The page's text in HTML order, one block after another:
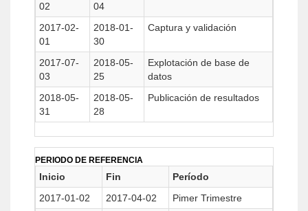
02
04
2017-02-
01
2018-01-
30
Captura y validación
2017-07-
03
2018-05-
25
Explotación de base de
datos
2018-05-
31
2018-05-
28
Publicación de resultados
PERIODO DE REFERENCIA
Inicio Fin
Período
2017-01-02
2017-04-02
Pimer Trimestre